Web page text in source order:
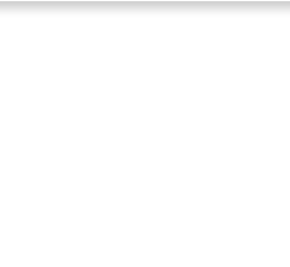
戦力
2,420